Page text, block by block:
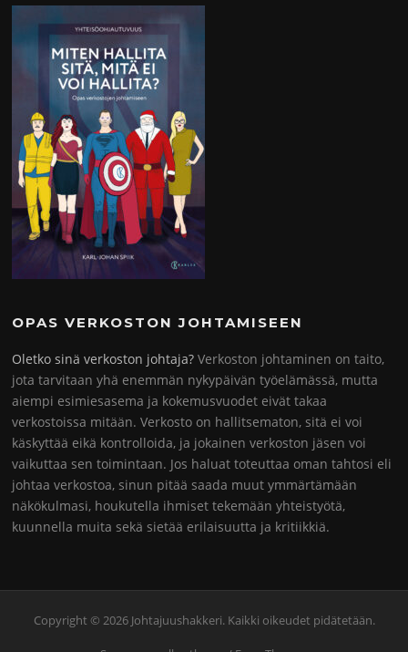
OPAS VERKOSTON JOHTAMISEEN
Oletko sinä verkoston johtaja? Verkoston johtaminen on taito,
jota tarvitaan yhä enemmän nykypäivän työelämässä, mutta
aiempi esimiesasema ja kokemusvuodet eivät takaa
verkostoissa mitään. Verkosto on hallitsematon, sitä ei voi
käskyttää eikä kontrolloida, ja jokainen verkoston jäsen voi
vaikuttaa sen toimintaan. Jos haluat toteuttaa oman tahtosi eli
johtaa verkostoa, sinun pitää saada muut ymmärtämään
näkökulmasi, houkutella ihmiset tekemään yhteistyötä,
kuunnella muita sekä sietää erilaisuutta ja kritiikkiä.
Copyright © 2026 Johtajuushakkeri. Kaikki oikeudet pidätetään.